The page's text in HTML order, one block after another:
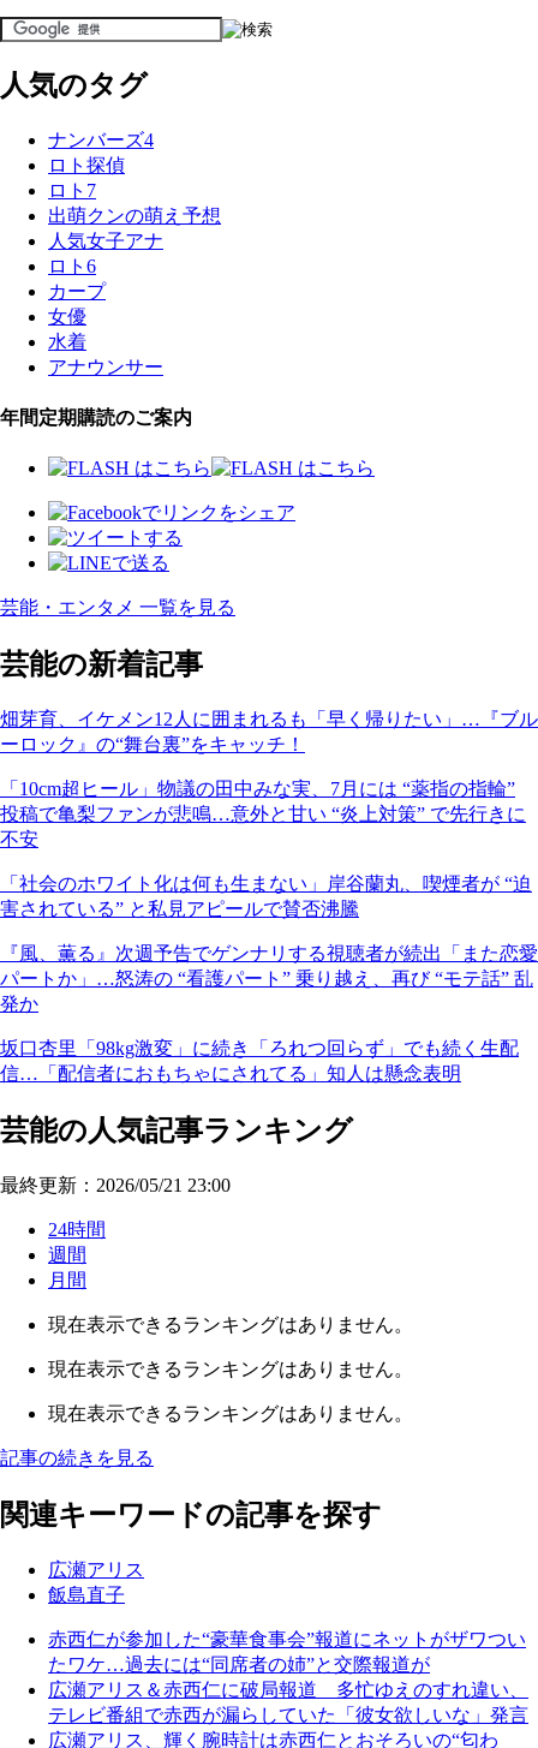
人気のタグ
ナンバーズ4
ロト探偵
ロト7
出萌クンの萌え予想
人気女子アナ
ロト6
カープ
女優
水着
アナウンサー
年間定期購読のご案内
芸能・エンタメ 一覧を見る
芸能の新着記事
畑芽育、イケメン12人に囲まれるも「早く帰りたい」…『ブル
ーロック』の“舞台裏”をキャッチ！
「10cm超ヒール」物議の田中みな実、7月には “薬指の指輪”
投稿で亀梨ファンが悲鳴…意外と甘い “炎上対策” で先行きに
不安
「社会のホワイト化は何も生まない」岸谷蘭丸、喫煙者が “迫
害されている” と私見アピールで賛否沸騰
『風、薫る』次週予告でゲンナリする視聴者が続出「また恋愛
パートか」…怒涛の “看護パート” 乗り越え、再び “モテ話” 乱
発か
坂口杏里「98kg激変」に続き「ろれつ回らず」でも続く生配
信…「配信者におもちゃにされてる」知人は懸念表明
芸能の人気記事ランキング
最終更新：2026/05/21 23:00
24時間
週間
月間
現在表示できるランキングはありません。
現在表示できるランキングはありません。
現在表示できるランキングはありません。
記事の続きを見る
関連キーワードの記事を探す
広瀬アリス
飯島直子
赤西仁が参加した“豪華食事会”報道にネットがザワつい
たワケ…過去には“同席者の姉”と交際報道が
広瀬アリス＆赤西仁に破局報道 多忙ゆえのすれ違い、
テレビ番組で赤西が漏らしていた「彼女欲しいな」発言
広瀬アリス、輝く腕時計は赤西仁とおそろいの“匂わ